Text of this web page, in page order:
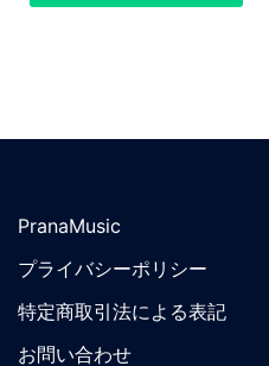
PranaMusic
プライバシーポリシー
特定商取引法による表記
お問い合わせ